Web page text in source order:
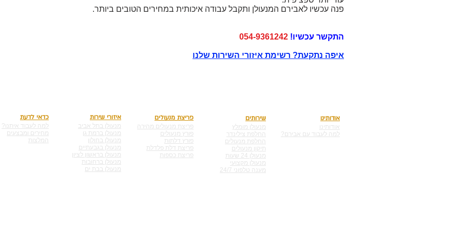
פנה עכשיו לאבירם המנעולן ותקבל עבודה איכותית במחירים הטובים ביותר.
התקשר עכשיו! 054-9361242
איפה נתקעת? רשימת איזורי השירות שלנו
כדאי לדעת
למה לעבוד איתנו?
מחירים ומבצעים
המלצות
איזורי שירות
מנעולן בתל אביב
מנעולן ברמת גן
מנעולן בחולון
מנעולן בגבעתיים
מנעולן בראשון לציון
מנעולן ברחובות
מנעולן בבת ים
פריצת מנעולים
פריצת מנעולים מהירה
פורץ מנעולים
פורץ דלתות
פריצת דלת פלדלת
פריצת כספות
שירותים
מנעולן מומלץ
החלפת צילינדר
החלפת מנעולים
תיקון מנעולים
מנעולן 24 שעות
מנעולן מקצועי
מענה טלפוני 24/7
אודותינו
אודותינו
למה לעבוד עם אבירם?